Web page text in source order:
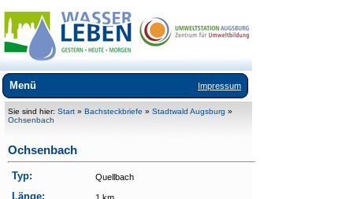
Impressum
Menü
Über WasSerleben
Bachsteckbriefe
+
Stadtwald Augsburg
Sie sind hier: Start » Bachsteckbriefe » Stadtwald Augsburg »
Ochsenbach
Ochsenbach
Typ: Quellbach
Länge: